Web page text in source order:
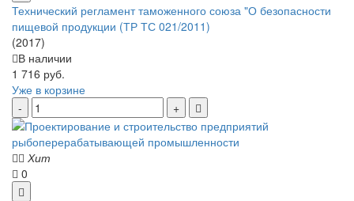
Технический регламент таможенного союза "О безопасности
пищевой продукции (ТР ТС 021/2011)
(2017)
В наличии
1 716 руб.
Уже в корзине
Хит
0